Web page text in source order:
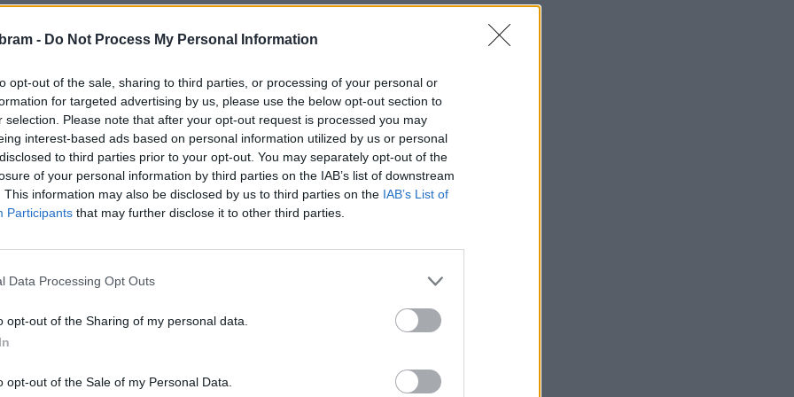
- Do Not Process My Personal Information
opt-out of the sale, sharing to third parties, or processing of your personal or
for targeted advertising by us, please use the below opt-out section to
selection. Please note that after your opt-out request is processed you may
interest-based ads based on personal information utilized by us or personal
to third parties prior to your opt-out. You may separately opt-out of the
of your personal information by third parties on the IAB’s list of downstream
This information may also be disclosed by us to third parties on the IAB’s List of
Participants that may further disclose it to other third parties.
Data Processing Opt Outs
opt-out of the Sharing of my personal data.
opt-out of the Sale of my Personal Data.
do nemocnice, ten se hodnotí podle doby nezbytná
od radnice obce, což je v našem případě co by
9,9 bodu a řadí nás to na 2. místo ve Středočeském
prostředí, ta zahrnuje dostupnost zdravotní péče,
a Příbram získala 6,1 bodu, což stačí na 8. místo ve
mateřských a základních škol. V prvním případě jsme
1. místo ve středních Čechách a na 60. v rámci celé
oznámkovali 5,1 body, což nám zajistilo 4. místo
délky života, znečištění ovzduší, znečišťovatelů či
kraji stojíme na místech v první desítce. Zajímavostí